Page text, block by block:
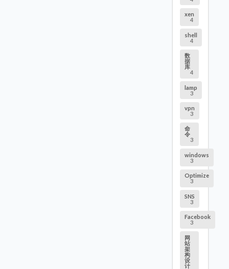
xen
4
shell
4
数
据
库
4
lamp
3
vpn
3
命
令
3
windows
3
Optimize
3
SNS
3
Facebook
3
网
站
架
构
设
计